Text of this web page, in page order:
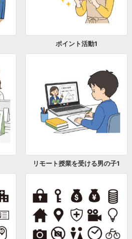
ポイント活動1
リモート授業を受ける男の子1